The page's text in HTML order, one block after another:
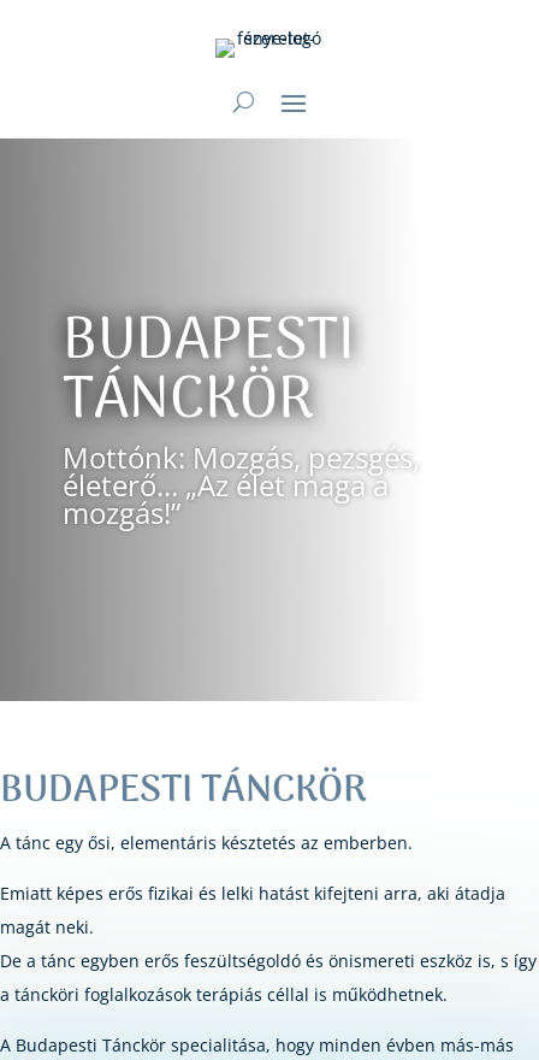
BUDAPESTI
TÁNCKÖR
Mottónk: Mozgás, pezsgés,
életerő... „Az élet maga a
mozgás!”
BUDAPESTI TÁNCKÖR
A tánc egy ősi, elementáris késztetés az emberben.
Emiatt képes erős fizikai és lelki hatást kifejteni arra, aki átadja
magát neki.
De a tánc egyben erős feszültségoldó és önismereti eszköz is, s így
a táncköri foglalkozások terápiás céllal is működhetnek.
A Budapesti Tánckör specialitása, hogy minden évben más-más